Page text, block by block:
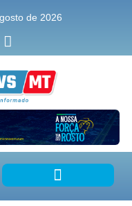
de 2026